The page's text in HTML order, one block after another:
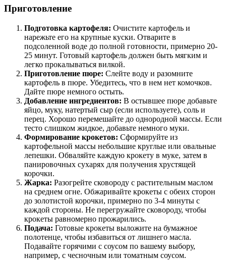
Приготовление
Подготовка картофеля: Очистите картофель и
нарежьте его на крупные куски. Отварите в
подсоленной воде до полной готовности, примерно 20-
25 минут. Готовый картофель должен быть мягким и
легко прокалываться вилкой.
Приготовление пюре: Слейте воду и разомните
картофель в пюре. Убедитесь, что в нем нет комочков.
Дайте пюре немного остыть.
Добавление ингредиентов: В остывшее пюре добавьте
яйцо, муку, натертый сыр (если используете), соль и
перец. Хорошо перемешайте до однородной массы. Если
тесто слишком жидкое, добавьте немного муки.
Формирование крокетов: Сформируйте из
картофельной массы небольшие круглые или овальные
лепешки. Обваляйте каждую крокету в муке, затем в
панировочных сухарях для получения хрустящей
корочки.
Жарка: Разогрейте сковороду с растительным маслом
на среднем огне. Обжаривайте крокеты с обеих сторон
до золотистой корочки, примерно по 3-4 минуты с
каждой стороны. Не перегружайте сковороду, чтобы
крокеты равномерно прожарились.
Подача: Готовые крокеты выложите на бумажное
полотенце, чтобы избавиться от лишнего масла.
Подавайте горячими с соусом по вашему выбору,
например, с чесночным или томатным соусом.